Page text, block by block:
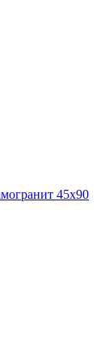
45x90